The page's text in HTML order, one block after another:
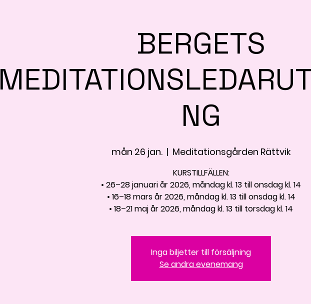
BERGETS
NG
mån 26 jan.
  |
Meditationsgården Rättvik
KURSTILLFÄLLEN:
• 26–28 januari år 2026, måndag kl. 13 till onsdag kl. 14
• 16–18 mars år 2026, måndag kl. 13 till onsdag kl. 14
• 18–21 maj år 2026, måndag kl. 13 till torsdag kl. 14
Inga biljetter till försäljning
Se andra evenemang